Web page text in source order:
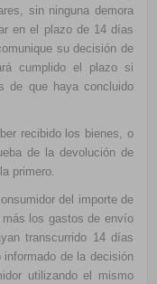
sin ninguna demora
en el plazo de 14 días
su decisión de
cumplido el plazo si
de que haya concluido
recibido los bienes, o
de la devolución de
primero.
del importe de
los gastos de envío
transcurrido 14 días
de la decisión
utilizando el mismo